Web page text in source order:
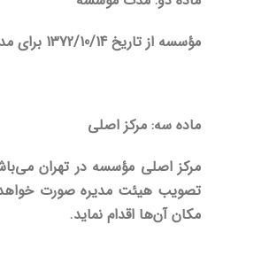
مؤسسه از تاریخ 1372/10/14 برای مدت نامحدود تشکیل می‌شود.
ماده سه: مرکز اصلی
مرکز اصلی مؤسسه در تهران
تصویب هیئت مدیره صورت خواهد
مکان آن‌ها اقدام نماید.